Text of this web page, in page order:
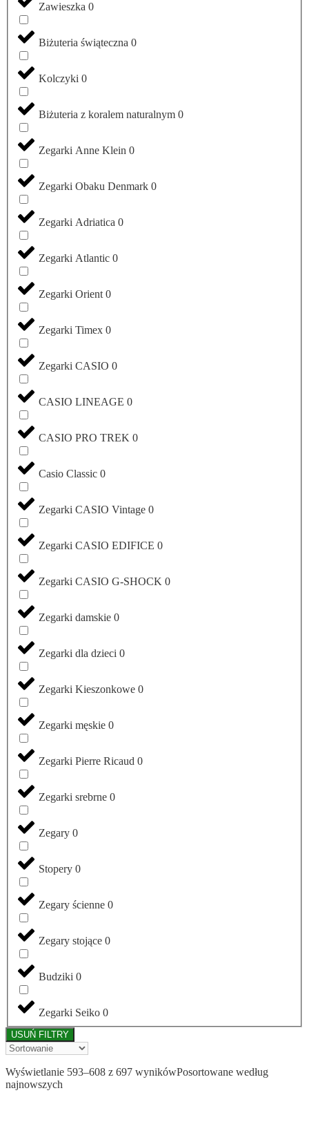
Zawieszka 0
Biżuteria świąteczna 0
Kolczyki 0
Biżuteria z koralem naturalnym 0
Zegarki Anne Klein 0
Zegarki Obaku Denmark 0
Zegarki Adriatica 0
Zegarki Atlantic 0
Zegarki Orient 0
Zegarki Timex 0
Zegarki CASIO 0
CASIO LINEAGE 0
CASIO PRO TREK 0
Casio Classic 0
Zegarki CASIO Vintage 0
Zegarki CASIO EDIFICE 0
Zegarki CASIO G-SHOCK 0
Zegarki damskie 0
Zegarki dla dzieci 0
Zegarki Kieszonkowe 0
Zegarki męskie 0
Zegarki Pierre Ricaud 0
Zegarki srebrne 0
Zegary 0
Stopery 0
Zegary ścienne 0
Zegary stojące 0
Budziki 0
Zegarki Seiko 0
USUŃ FILTRY
Wyświetlanie 593–608 z 697 wynikówPosortowane według
najnowszych